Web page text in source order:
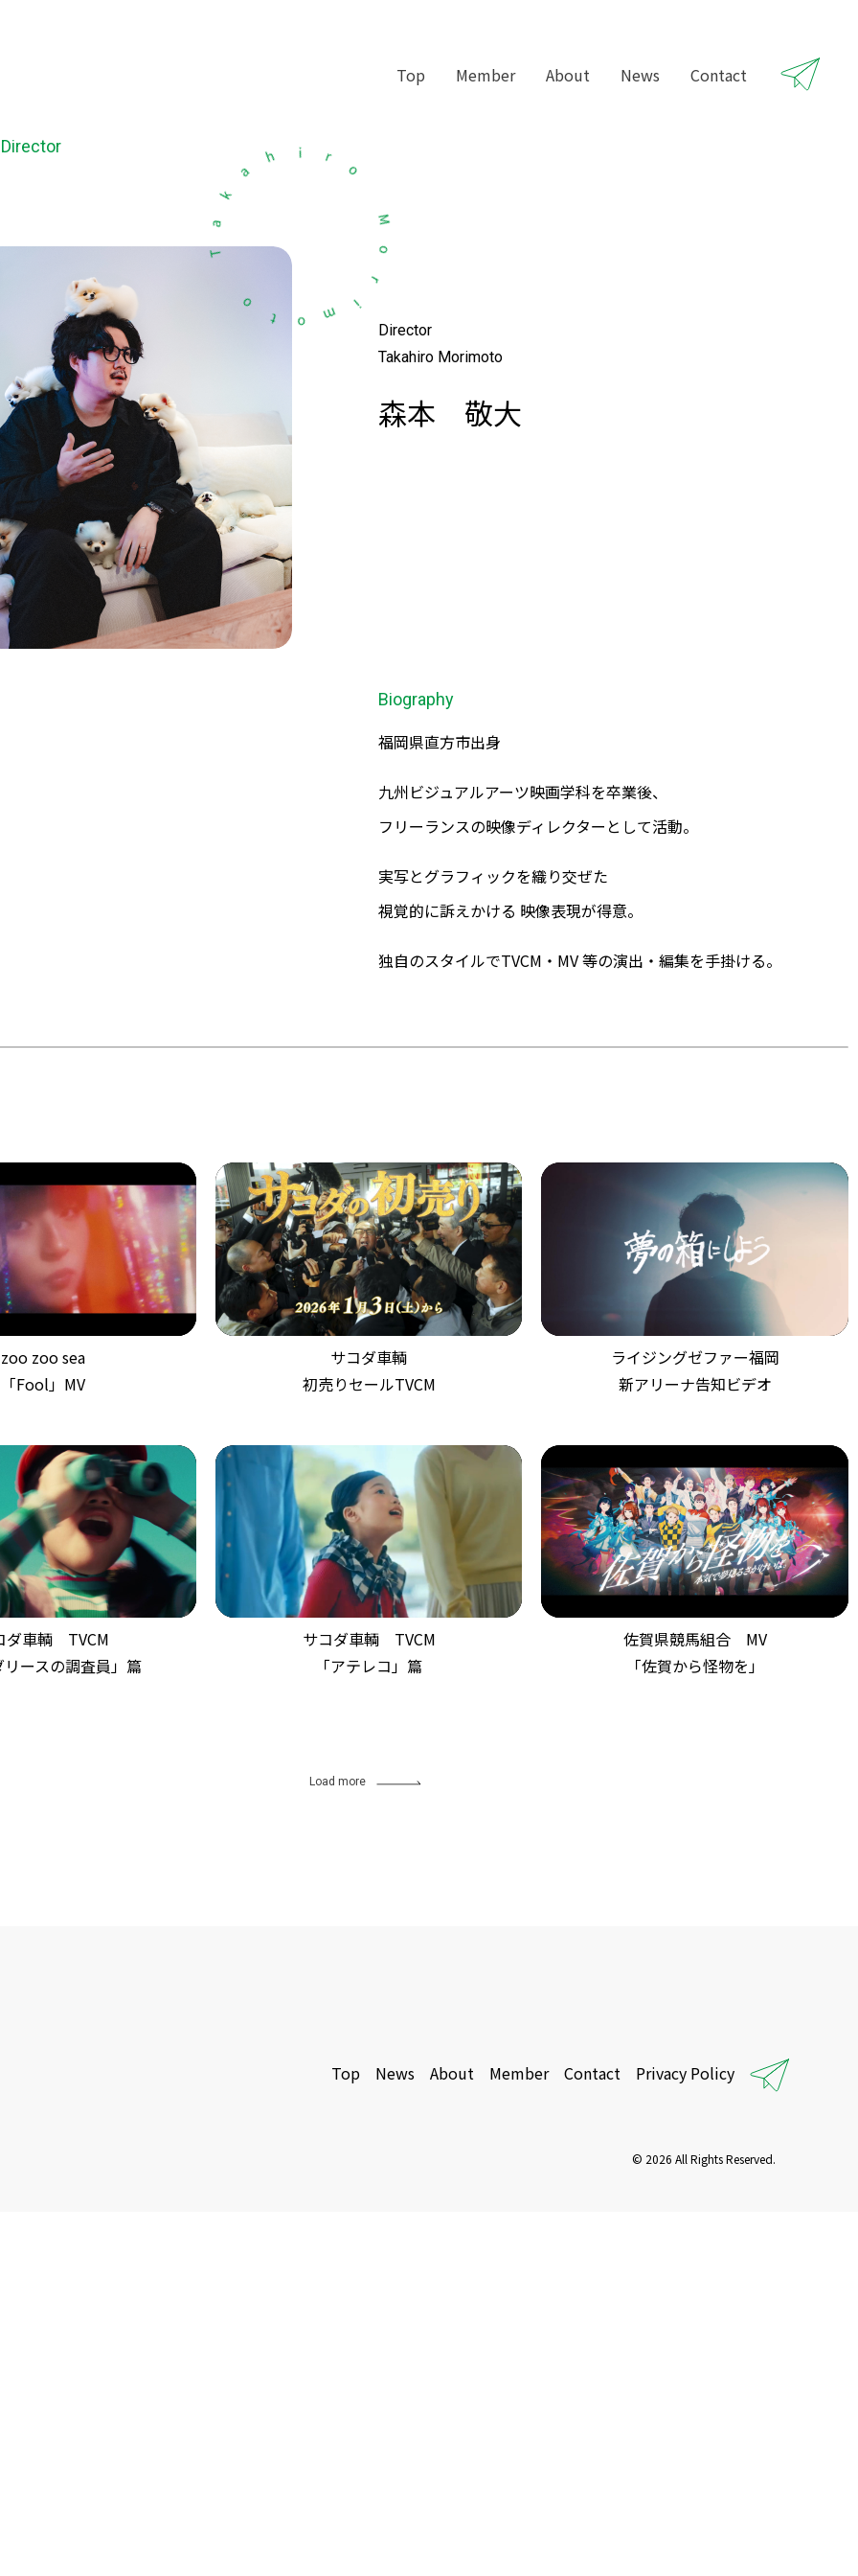
Top Member About News Contact
Director
a
a
h
i r o
o
r
i
m
o
t
o
Director
Takahiro Morimoto
森本 敬大
Biography
福岡県直方市出身
九州ビジュアルアーツ映画学科を卒業後、
フリーランスの映像ディレクターとして活動。
実写とグラフィックを織り交ぜた
視覚的に訴えかける 映像表現が得意。
独自のスタイルでTVCM・MV 等の演出・編集を手掛ける。
zoo zoo sea
「Fool」MV
サコダ車輌
初売りセールTVCM
ライジングゼファー福岡
新アリーナ告知ビデオ
ダ車輌 TVCM
ースの調査員」篇
サコダ車輌 TVCM
「アテレコ」篇
佐賀県競馬組合 MV
「佐賀から怪物を」
Load more
Top News About Member Contact Privacy Policy
© 2026 All Rights Reserved.